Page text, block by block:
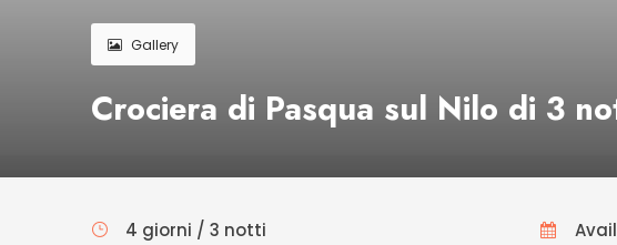
Gallery
Crociera di Pasqua sul Nilo di 3
4 giorni / 3 notti